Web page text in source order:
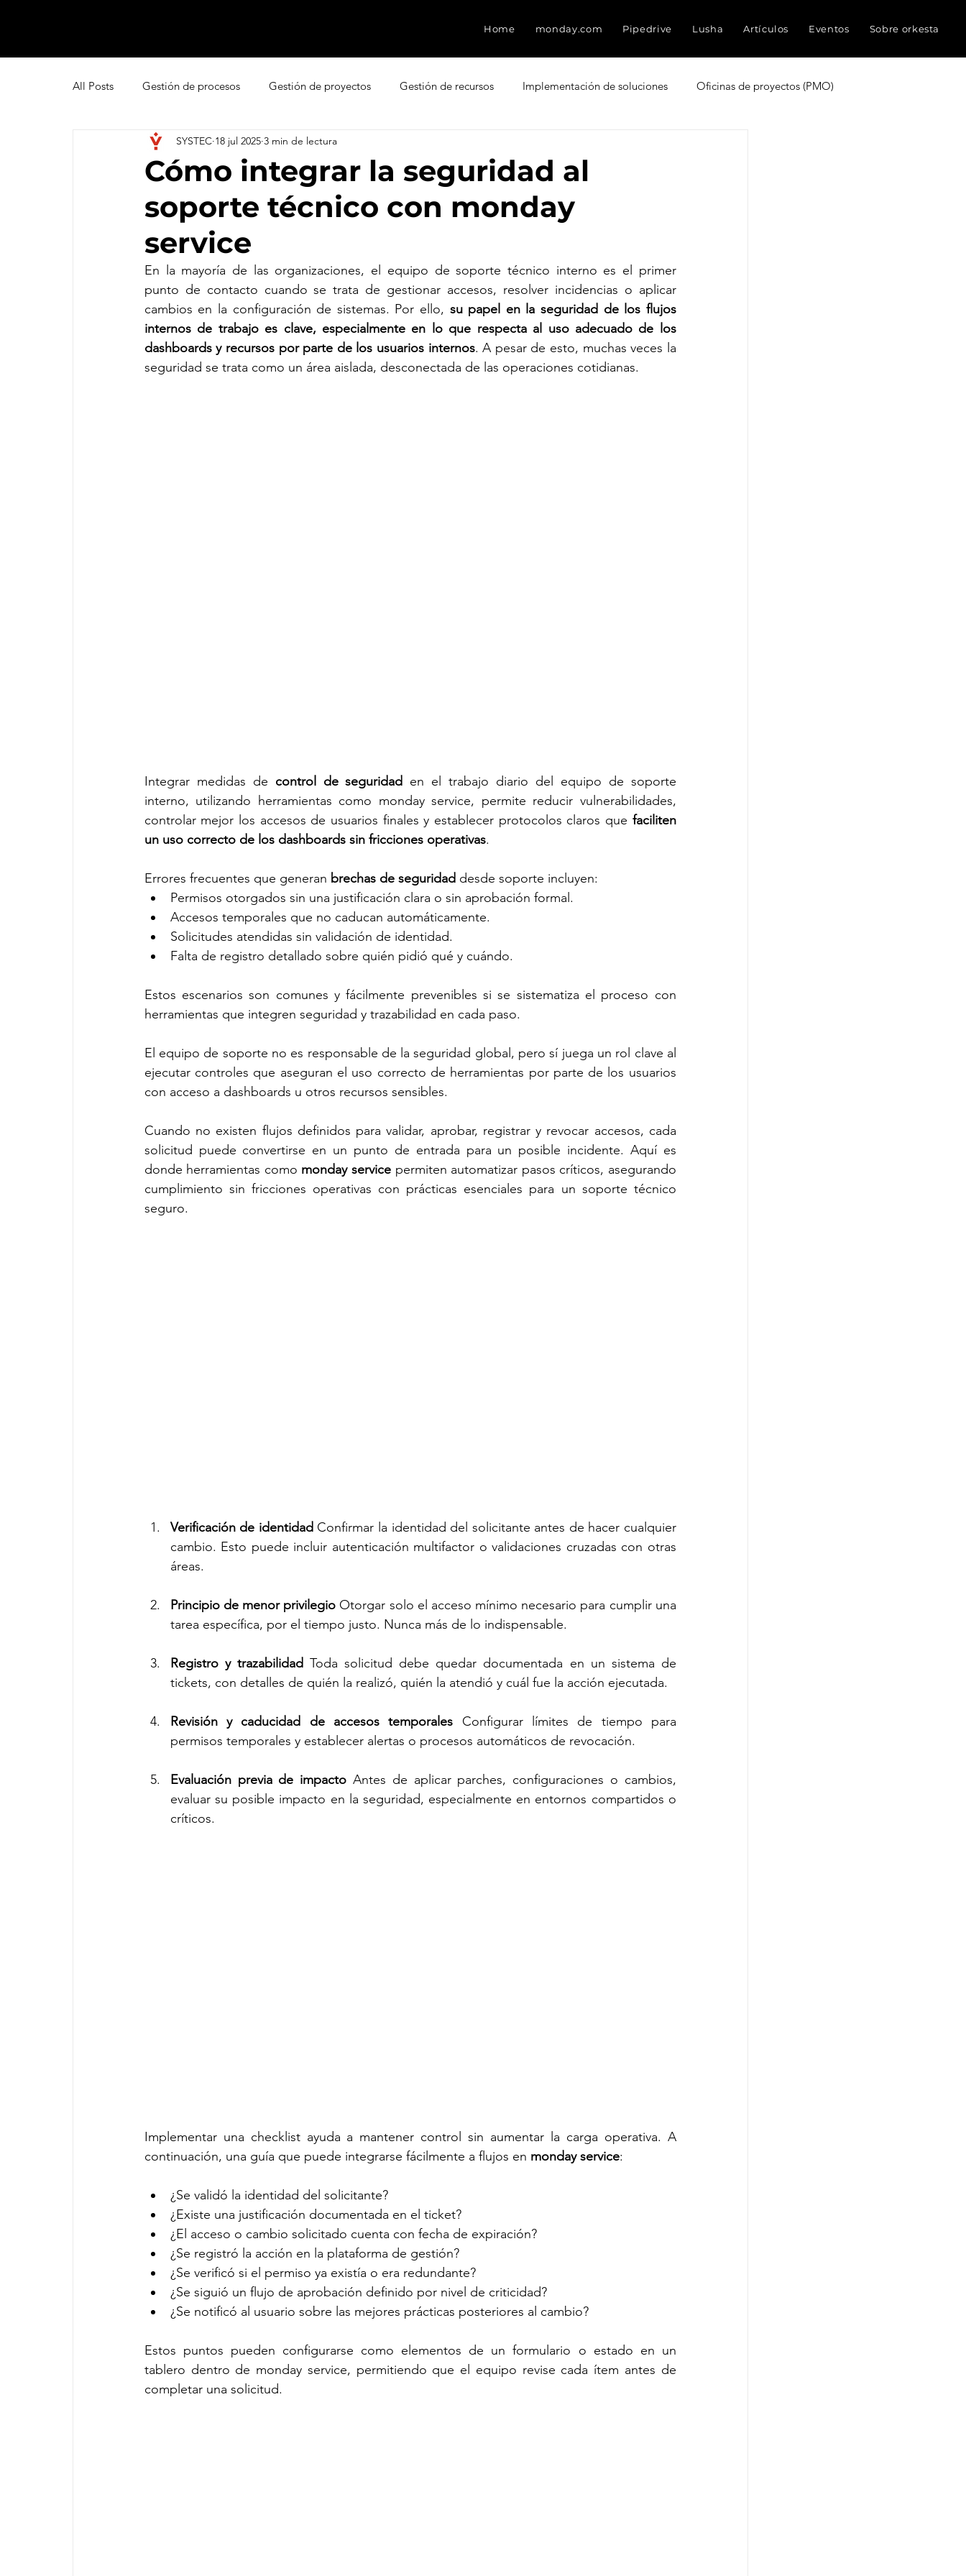
Home monday.com Pipedrive Lusha Artículos Eventos Sobre orkesta
All Posts Gestión de procesos Gestión de proyectos Gestión de recursos Implementación de soluciones Oficinas de proyectos (PMO)
Smartsheet Resource Management
Innovación Liderazgo Freshsales CRM Experiencia del Agente Ventas
Gestión de leads Marketing
Atención al cliente omnicanal Net Promoter Score
Cómo integrar la seguridad al
soporte técnico con monday
service
SYSTEC 18 jul 2025 3 min de lectura
En la mayoría de las organizaciones, el equipo de soporte técnico interno es el primer
punto de contacto cuando se trata de gestionar accesos, resolver incidencias o aplicar
cambios en la configuración de sistemas. Por ello, su papel en la seguridad de los flujos
internos de trabajo es clave, especialmente en lo que respecta al uso adecuado de los
dashboards y recursos por parte de los usuarios internos. A pesar de esto, muchas veces la
seguridad se trata como un área aislada, desconectada de las operaciones cotidianas.
Integrar medidas de control de seguridad en el trabajo diario del equipo de soporte
interno, utilizando herramientas como monday service, permite reducir vulnerabilidades,
controlar mejor los accesos de usuarios finales y establecer protocolos claros que faciliten
un uso correcto de los dashboards sin fricciones operativas.
Errores frecuentes que generan brechas de seguridad desde soporte incluyen:
Permisos otorgados sin una justificación clara o sin aprobación formal.
Accesos temporales que no caducan automáticamente.
Solicitudes atendidas sin validación de identidad.
Falta de registro detallado sobre quién pidió qué y cuándo.
Estos escenarios son comunes y fácilmente prevenibles si se sistematiza el proceso con
herramientas que integren seguridad y trazabilidad en cada paso.
El equipo de soporte no es responsable de la seguridad global, pero sí juega un rol clave al
ejecutar controles que aseguran el uso correcto de herramientas por parte de los usuarios
con acceso a dashboards u otros recursos sensibles.
Cuando no existen flujos definidos para validar, aprobar, registrar y revocar accesos, cada
solicitud puede convertirse en un punto de entrada para un posible incidente. Aquí es
donde herramientas como monday service permiten automatizar pasos críticos, asegurando
cumplimiento sin fricciones operativas con prácticas esenciales para un soporte técnico
seguro.
Verificación de identidad Confirmar la identidad del solicitante antes de hacer cualquier
cambio. Esto puede incluir autenticación multifactor o validaciones cruzadas con otras
áreas.
Principio de menor privilegio Otorgar solo el acceso mínimo necesario para cumplir una
tarea específica, por el tiempo justo. Nunca más de lo indispensable.
Registro y trazabilidad Toda solicitud debe quedar documentada en un sistema de
tickets, con detalles de quién la realizó, quién la atendió y cuál fue la acción ejecutada.
Revisión y caducidad de accesos temporales Configurar límites de tiempo para
permisos temporales y establecer alertas o procesos automáticos de revocación.
Evaluación previa de impacto Antes de aplicar parches, configuraciones o cambios,
evaluar su posible impacto en la seguridad, especialmente en entornos compartidos o
críticos.
Implementar una checklist ayuda a mantener control sin aumentar la carga operativa. A
continuación, una guía que puede integrarse fácilmente a flujos en monday service:
¿Se validó la identidad del solicitante?
¿Existe una justificación documentada en el ticket?
¿El acceso o cambio solicitado cuenta con fecha de expiración?
¿Se registró la acción en la plataforma de gestión?
¿Se verificó si el permiso ya existía o era redundante?
¿Se siguió un flujo de aprobación definido por nivel de criticidad?
¿Se notificó al usuario sobre las mejores prácticas posteriores al cambio?
Estos puntos pueden configurarse como elementos de un formulario o estado en un
tablero dentro de monday service, permitiendo que el equipo revise cada ítem antes de
completar una solicitud.